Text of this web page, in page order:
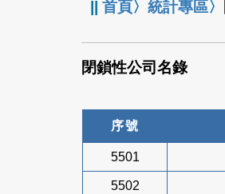
||首頁〉統計專區〉
閉鎖性公司名錄
序號
5501
5502